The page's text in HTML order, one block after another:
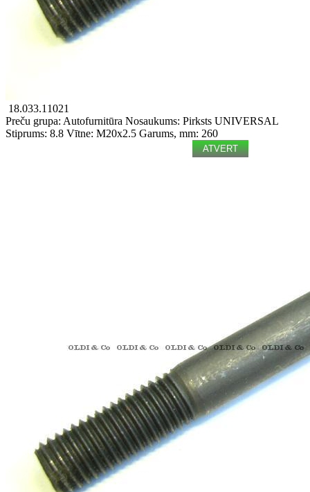
18.033.11021
Preču grupa: Autofurnitūra Nosaukums: Pirksts UNIVERSAL
Stiprums: 8.8 Vītne: M20x2.5 Garums, mm: 260
ATVERT